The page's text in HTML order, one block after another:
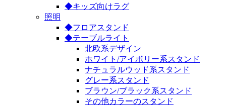
◆キッズ向けラグ
照明
◆フロアスタンド
◆テーブルライト
北欧系デザイン
ホワイト/アイボリー系スタンド
ナチュラルウッド系スタンド
グレー系スタンド
ブラウン/ブラック系スタンド
その他カラーのスタンド